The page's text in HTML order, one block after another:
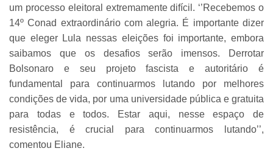
um processo eleitoral extremamente difícil. ‘’Recebemos o
14º Conad extraordinário com alegria. É importante dizer
que eleger Lula nessas eleições foi importante, embora
saibamos que os desafios serão imensos. Derrotar
Bolsonaro e seu projeto fascista e autoritário é
fundamental para continuarmos lutando por melhores
condições de vida, por uma universidade pública e gratuita
para todas e todos. Estar aqui, nesse espaço de
resistência, é crucial para continuarmos lutando’’,
comentou Eliane.